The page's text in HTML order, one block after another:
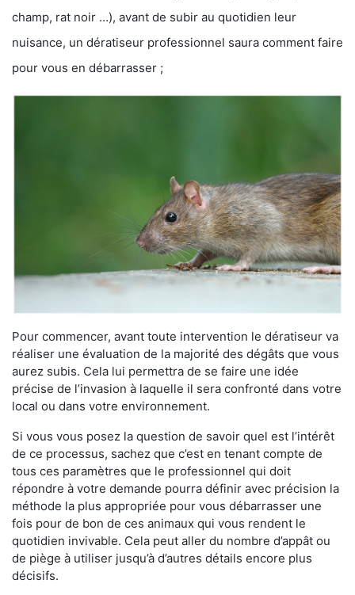
champ, rat noir …), avant de subir au quotidien leur
nuisance, un dératiseur professionnel saura comment faire
pour vous en débarrasser ;
Pour commencer, avant toute intervention le dératiseur va
réaliser une évaluation de la majorité des dégâts que vous
aurez subis. Cela lui permettra de se faire une idée
précise de l’invasion à laquelle il sera confronté dans votre
local ou dans votre environnement.
Si vous vous posez la question de savoir quel est l’intérêt
de ce processus, sachez que c’est en tenant compte de
tous ces paramètres que le professionnel qui doit
répondre à votre demande pourra définir avec précision la
méthode la plus appropriée pour vous débarrasser une
fois pour de bon de ces animaux qui vous rendent le
quotidien invivable. Cela peut aller du nombre d’appât ou
de piège à utiliser jusqu’à d’autres détails encore plus
décisifs.